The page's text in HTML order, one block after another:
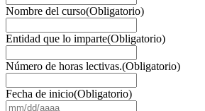
Nombre del curso(Obligatorio)
Entidad que lo imparte(Obligatorio)
Número de horas lectivas.(Obligatorio)
Fecha de inicio(Obligatorio)